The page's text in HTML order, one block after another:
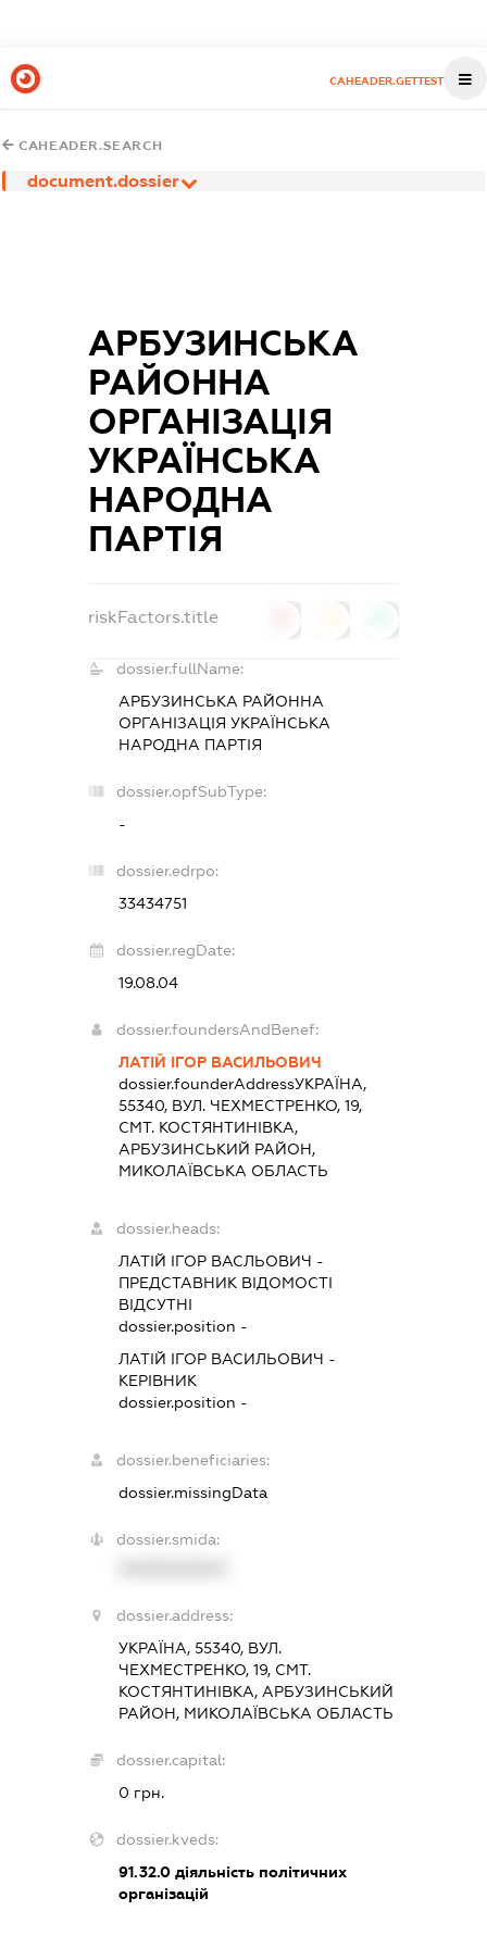
CAHEADER.GETTEST
CAHEADER.SEARCH
document.dossier
АРБУЗИНСЬКА
РАЙОННА
ОРГАНІЗАЦІЯ
УКРАЇНСЬКА
НАРОДНА
ПАРТІЯ
riskFactors.title
dossier.fullName:
АРБУЗИНСЬКА РАЙОННА
ОРГАНІЗАЦІЯ УКРАЇНСЬКА
НАРОДНА ПАРТІЯ
dossier.opfSubType:
-
dossier.edrpo:
33434751
dossier.regDate:
19.08.04
dossier.foundersAndBenef:
ЛАТІЙ ІГОР ВАСИЛЬОВИЧ
dossier.founderAddressУКРАЇНА,
55340, ВУЛ. ЧЕХМЕСТРЕНКО, 19,
СМТ. КОСТЯНТИНІВКА,
АРБУЗИНСЬКИЙ РАЙОН,
МИКОЛАЇВСЬКА ОБЛАСТЬ
dossier.heads:
ЛАТІЙ ІГОР ВАСЛЬОВИЧ -
ПРЕДСТАВНИК ВІДОМОСТІ
ВІДСУТНІ
dossier.position -
ЛАТІЙ ІГОР ВАСИЛЬОВИЧ -
КЕРІВНИК
dossier.position -
dossier.beneficiaries:
dossier.missingData
dossier.smida:
dossier.address:
УКРАЇНА, 55340, ВУЛ.
ЧЕХМЕСТРЕНКО, 19, СМТ.
КОСТЯНТИНІВКА, АРБУЗИНСЬКИЙ
РАЙОН, МИКОЛАЇВСЬКА ОБЛАСТЬ
dossier.capital:
0 грн.
dossier.kveds:
91.32.0діяльність політичних
організацій